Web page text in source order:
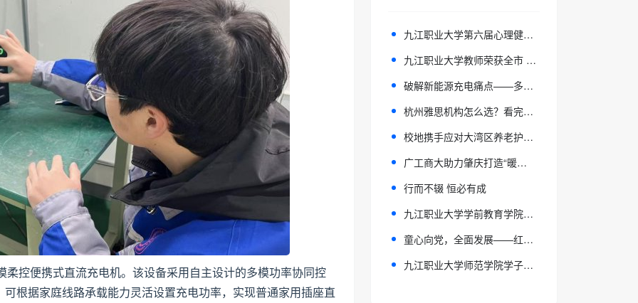
控便携式直流充电机。该设备采用自主设计的多模功率协同控
根据家庭线路承载能力灵活设置充电功率，实现普通家用插座直
九江职业大学第六届心理健康手语操大赛圆满落幕
九江职业大学教师荣获全市 “家乡文旅青年说” 优秀宣讲员称号
破解新能源充电痛点——多模柔控便携式直流充电机项目惊艳亮相，开启全场景灵活补能新时代
杭州雅思机构怎么选？看完这篇不踩雷！
校地携手应对大湾区养老护理人才供需之变
广工商大助力肇庆打造“暖阳肇护”养老服务品牌
行而不辍 恒必有成
九江职业大学学前教育学院荣获2026年江西省职业院校技能大赛教育与体育赛道高职组学生赛一等奖
童心向党，全面发展——红樱桃幼儿园马宏泽荣获2026上海市普陀区桃浦镇人民政府"好儿童"称号
九江职业大学师范学院学子荣获2026江西省职业院校技能大赛教育与体育赛道高职组一等奖